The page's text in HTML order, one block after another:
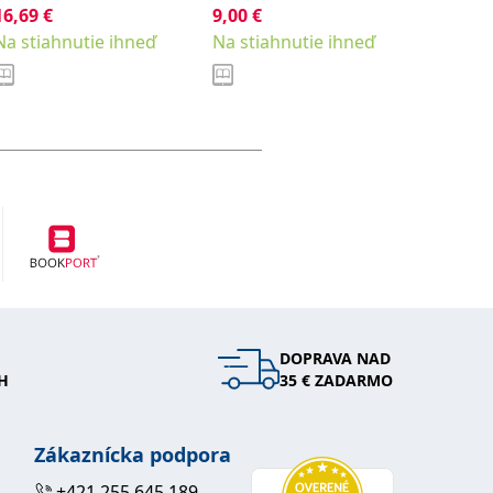
Barbara
€
stiahnutie ihneď
9,00€
Na stiahnutie ihneď
DOPRAVA NAD
35 € ZADARMO
Zákaznícka podpora